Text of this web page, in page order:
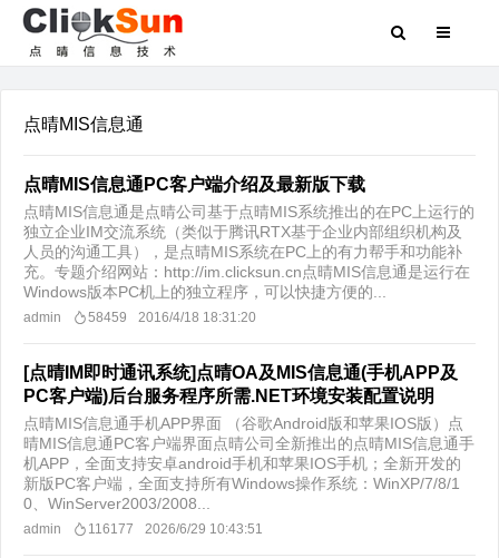
点晴MIS信息通
点晴MIS信息通PC客户端介绍及最新版下载
点晴MIS信息通是点晴公司基于点晴MIS系统推出的在PC上运行的
独立企业IM交流系统（类似于腾讯RTX基于企业内部组织机构及
人员的沟通工具），是点晴MIS系统在PC上的有力帮手和功能补
充。专题介绍网站：http://im.clicksun.cn点晴MIS信息通是运行在
Windows版本PC机上的独立程序，可以快捷方便的...
admin 58459 2016/4/18 18:31:20
[点晴IM即时通讯系统]点晴OA及MIS信息通(手机APP及
PC客户端)后台服务程序所需.NET环境安装配置说明
点晴MIS信息通手机APP界面 （谷歌Android版和苹果IOS版）点
晴MIS信息通PC客户端界面点晴公司全新推出的点晴MIS信息通手
机APP，全面支持安卓android手机和苹果IOS手机；全新开发的
新版PC客户端，全面支持所有Windows操作系统：WinXP/7/8/1
0、WinServer2003/2008...
admin 116177 2026/6/29 10:43:51